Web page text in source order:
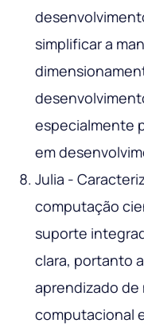
simplificar a
especialmente
em
Julia -
computação
suporte
clara, portanto
aprendizado de
computacional